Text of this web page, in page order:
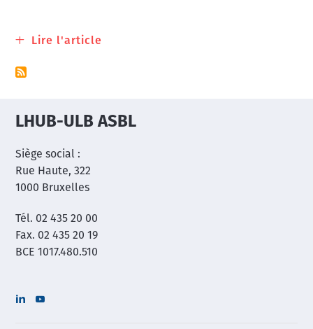
Lire l'article
Nicolas
LHUB-ULB ASBL
Siège social :
Rue Haute, 322
1000 Bruxelles
Tél. 02 435 20 00
Fax. 02 435 20 19
BCE 1017.480.510